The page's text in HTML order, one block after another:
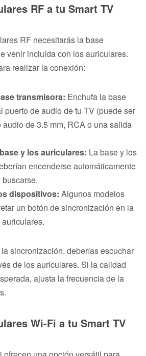
RF a tu Smart TV
RF necesitarás la base
venir incluida con los auriculares.
realizar la conexión:
transmisora: Enchufa la base
puerto de audio de tu TV (puede ser
audio de 3.5 mm, RCA o una salida
y los auriculares: La base y los
encenderse automáticamente
dispositivos: Algunos modelos
un botón de sincronización en la
sincronización, deberías escuchar
de los auriculares. Si la calidad
ajusta la frecuencia de la
Wi-Fi a tu Smart TV